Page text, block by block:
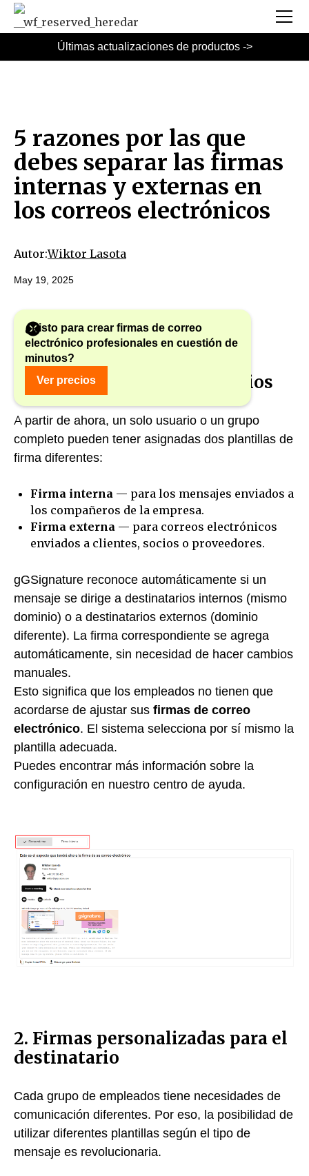
Últimas actualizaciones de productos ->
5 razones por las que
debes separar las firmas
internas y externas en
los correos electrónicos
Autor:Wiktor Lasota
May 19, 2025
¿Listo para crear firmas de correo
electrónico profesionales en cuestión de
minutos?
Ver precios
1. Dos plantillas para una
persona, sin clics innecesarios
A partir de ahora, un solo usuario o un grupo
completo pueden tener asignadas dos plantillas de
firma diferentes:
Firma interna — para los mensajes enviados a
los compañeros de la empresa.
Firma externa — para correos electrónicos
enviados a clientes, socios o proveedores.
gGSignature reconoce automáticamente si un
mensaje se dirige a destinatarios internos (mismo
dominio) o a destinatarios externos (dominio
diferente). La firma correspondiente se agrega
automáticamente, sin necesidad de hacer cambios
manuales.
Esto significa que los empleados no tienen que
acordarse de ajustar sus firmas de correo
electrónico. El sistema selecciona por sí mismo la
plantilla adecuada.
Puedes encontrar más información sobre la
configuración en nuestro centro de ayuda.
2. Firmas personalizadas para el
destinatario
Cada grupo de empleados tiene necesidades de
comunicación diferentes. Por eso, la posibilidad de
utilizar diferentes plantillas según el tipo de
mensaje es revolucionaria.